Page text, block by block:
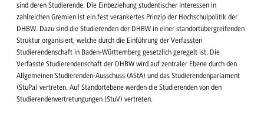
sind deren Studierende. Die Einbeziehung studentischer Interessen in
zahlreichen Gremien ist ein fest verankertes Prinzip der Hochschulpolitik der
DHBW. Dazu sind die Studierenden der DHBW in einer standortübergreifenden
Struktur organisiert, welche durch die Einführung der Verfassten
Studierendenschaft in Baden-Württemberg gesetzlich geregelt ist. Die
Verfasste Studierendenschaft der DHBW wird auf zentraler Ebene durch den
Allgemeinen Studierenden-Ausschuss (AStA) und das Studierendenparlament
(StuPa) vertreten. Auf Standortebene werden die Studierenden von den
Studierendenvertretungungen (StuV) vertreten.